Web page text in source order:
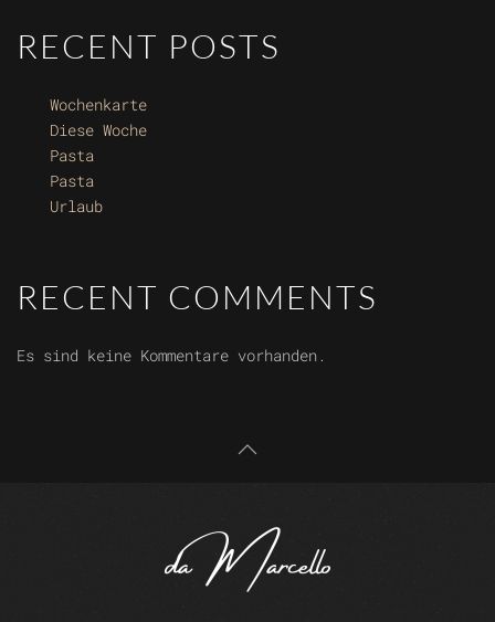
RECENT POSTS
Wochenkarte
Diese Woche
Pasta
Pasta
Urlaub
RECENT COMMENTS
Es sind keine Kommentare vorhanden.